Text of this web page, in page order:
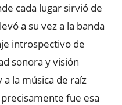
cada lugar sirvió de
a su vez a la banda
introspectivo de
sonora y visión
a la música de raíz
fue esa